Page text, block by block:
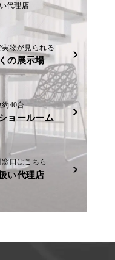
代理店
実物が見られる
の展示場
約40台
ョールーム
口はこちら
い代理店